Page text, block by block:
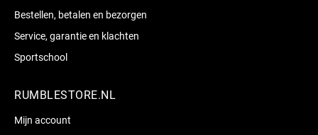
Bestellen, betalen en bezorgen
Service, garantie en klachten
Sportschool
RUMBLESTORE.NL
Mijn account